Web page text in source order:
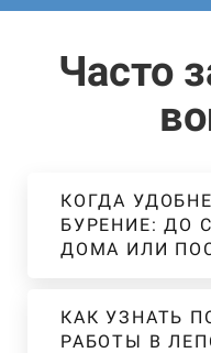
Часто
КОГДА
БУРЕНИЕ: ДО
ДОМА ИЛИ
КАК УЗНАТЬ
РАБОТЫ В